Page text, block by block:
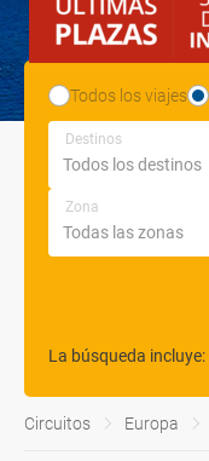
Todos los viajes
Destinos
Zona
La búsqueda incluye:
Circuitos Europa